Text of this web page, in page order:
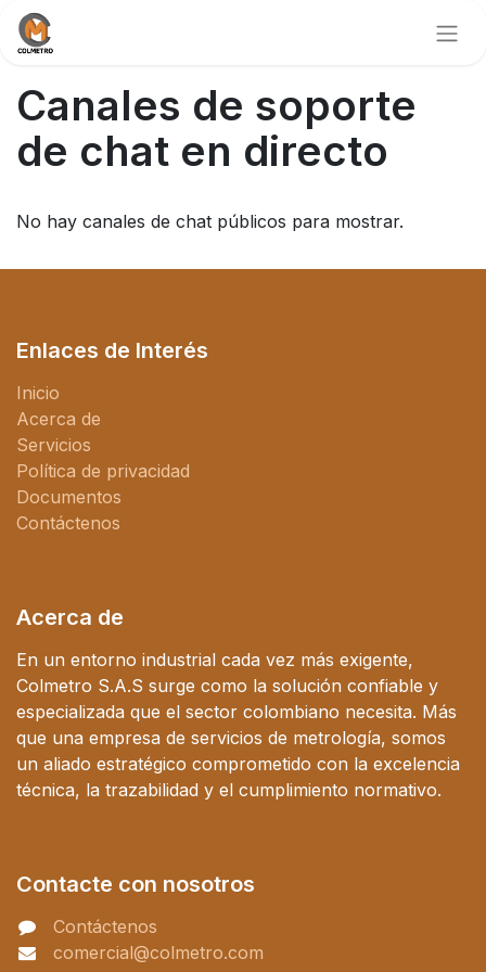
Canales de soporte
de chat en directo
No hay canales de chat públicos para mostrar.
Enlaces de Interés
Inicio
Acerca de
Servicios
Política de privacidad
Documentos
Contáctenos
Acerca de
En un entorno industrial cada vez más exigente,
Colmetro S.A.S surge como la solución confiable y
especializada que el sector colombiano necesita. Más
que una empresa de servicios de metrología, somos
un aliado estratégico comprometido con la excelencia
técnica, la trazabilidad y el cumplimiento normativo.
Contacte con nosotros
Contáctenos
comercial@colmetro.com